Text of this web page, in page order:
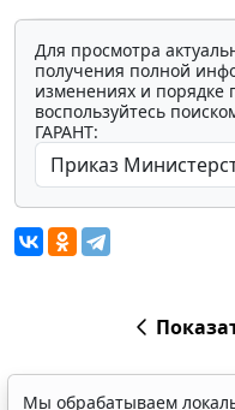
Для просмотра
получения полной
изменениях и порядке
воспользуйтесь
ГАРАНТ:
Мы обрабатываем